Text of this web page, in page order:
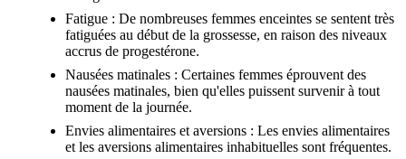
Fatigue : De nombreuses femmes enceintes se sentent très
fatiguées au début de la grossesse, en raison des niveaux
accrus de progestérone.
Nausées matinales : Certaines femmes éprouvent des
nausées matinales, bien qu'elles puissent survenir à tout
moment de la journée.
Envies alimentaires et aversions : Les envies alimentaires
et les aversions alimentaires inhabituelles sont fréquentes.